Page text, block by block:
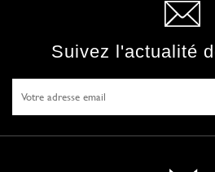
Suivez l'actualité